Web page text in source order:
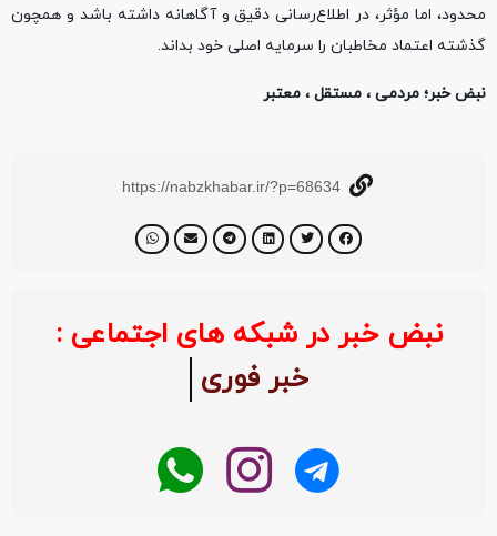
محدود، اما مؤثر، در اطلاع‌رسانی دقیق و آگاهانه داشته باشد و همچون
گذشته اعتماد مخاطبان را سرمایه اصلی خود بداند.
نبض خبر؛ مردمی ، مستقل ، معتبر
https://nabzkhabar.ir/?p=68634
نبض خبر در شبکه های اجتماعی :
خبر فوری